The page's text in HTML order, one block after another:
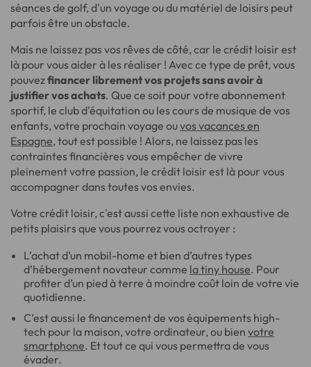
séances de golf, d'un voyage ou du matériel de loisirs peut
parfois être un obstacle.
Mais ne laissez pas vos rêves de côté, car le crédit loisir est
là pour vous aider à les réaliser ! Avec ce type de prêt, vous
pouvezfinancer librement vos projets sans avoir à
justifier vos achats. Que ce soit pour votre abonnement
sportif, le club d'équitation ou les cours de musique de vos
enfants, votre prochain voyage ouvos vacances en
Espagne, tout est possible ! Alors, ne laissez pas les
contraintes financières vous empêcher de vivre
pleinement votre passion, le crédit loisir est là pour vous
accompagner dans toutes vos envies.
Votre crédit loisir, c'est aussi cette liste non exhaustive de
petits plaisirs que vous pourrez vous octroyer :
L’achat d’un mobil-home et bien d’autres types
d’hébergement novateur comme la tiny house. Pour
profiter d’un pied à terre à moindre coût loin de votre vie
quotidienne.
C’est aussi le financement de vos équipements high-
tech pour la maison, votre ordinateur, ou bienvotre
smartphone. Et tout ce qui vous permettra de vous
évader.